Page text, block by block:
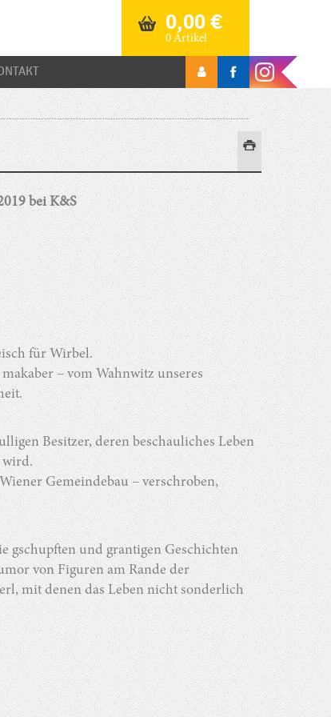
0,00€
0 Artikel
bei K&S
für Wirbel.
– vom Wahnwitz unseres
Besitzer, deren beschauliches Leben
wird.
Gemeindebau – verschroben,
gschupften und grantigen Geschichten
von Figuren am Rande der
mit denen das Leben nicht sonderlich